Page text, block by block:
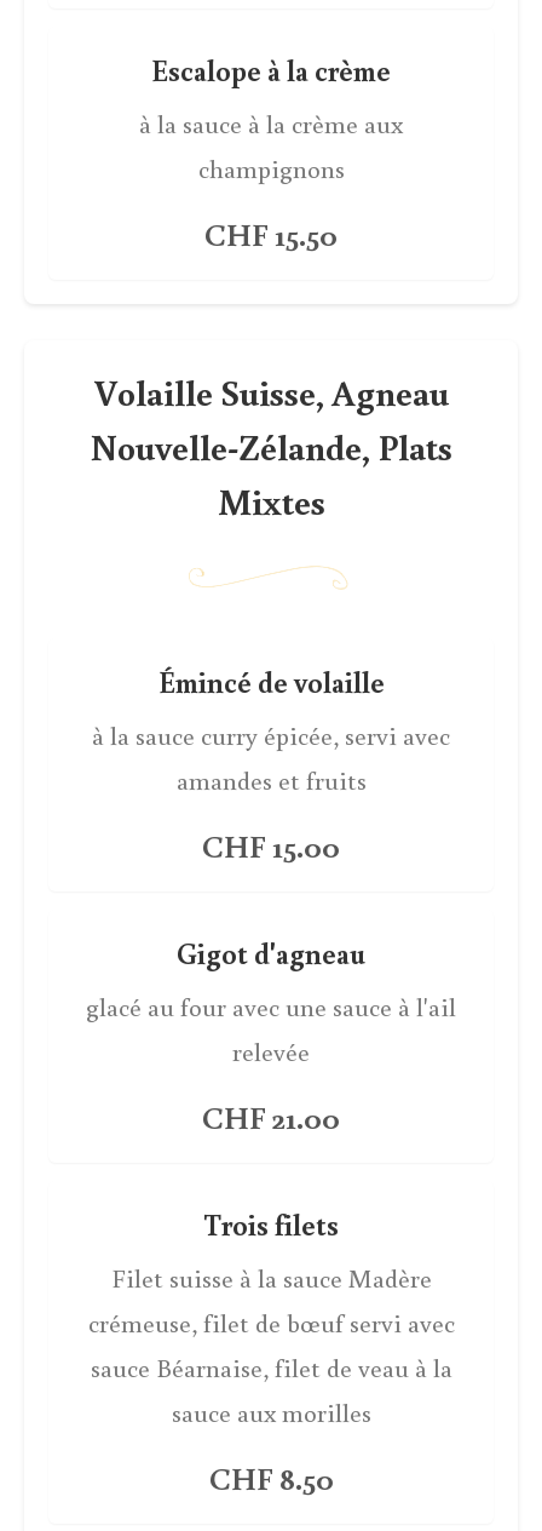
Escalope à la crème
à la sauce à la crème aux
champignons
CHF 15.50
Volaille Suisse, Agneau
Nouvelle-Zélande, Plats
Mixtes
Émincé de volaille
à la sauce curry épicée, servi avec
amandes et fruits
CHF 15.00
Gigot d'agneau
glacé au four avec une sauce à l'ail
relevée
CHF 21.00
Trois filets
Filet suisse à la sauce Madère
crémeuse, filet de bœuf servi avec
sauce Béarnaise, filet de veau à la
sauce aux morilles
CHF 8.50